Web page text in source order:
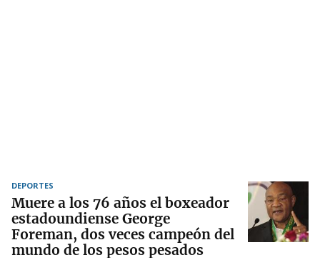
DEPORTES
Muere a los 76 años el boxeador
estadoundiense George
Foreman, dos veces campeón del
mundo de los pesos pesados